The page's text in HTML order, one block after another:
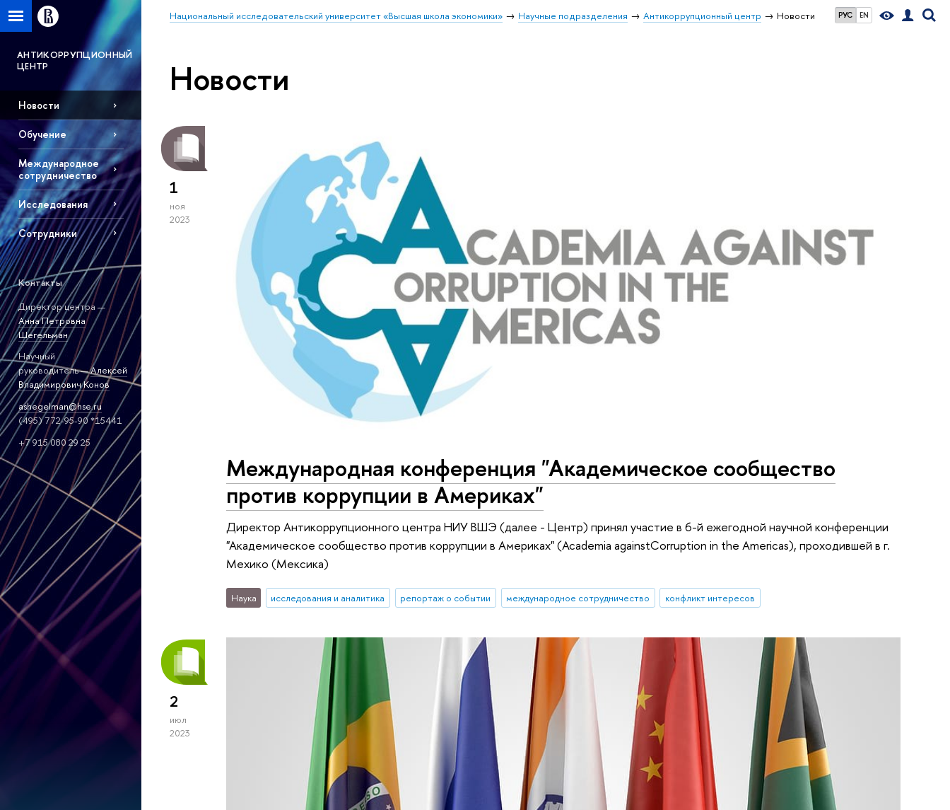
РУС EN
Национальный исследовательский университет «Высшая школа экономики» Научные подразделения Антикоррупционный центр Новости
АНТИКОРРУПЦИОННЫЙ
ЦЕНТР
Новости
Обучение
Международное
сотрудничество
Исследования
Сотрудники
Контакты
Директор центра —
Анна Петровна
Шегельман
Научный
руководитель —Алексей
Владимирович Конов
ashegelman@hse.ru
(495) 772-95-90 *15441
+7 915 080 29 25
Новости
1
ноя
2023
Международная конференция "Академическое сообщество
против коррупции в Америках"
Директор Антикоррупционного центра НИУ ВШЭ (далее - Центр) принял участие в 6-й ежегодной научной конференции
"Академическое сообщество против коррупции в Америках" (Academia againstCorruption in the Americas), проходившей в г.
Мехико (Мексика)
Наука исследования и аналитика репортаж о событии международное сотрудничество конфликт интересов
2
июл
2023